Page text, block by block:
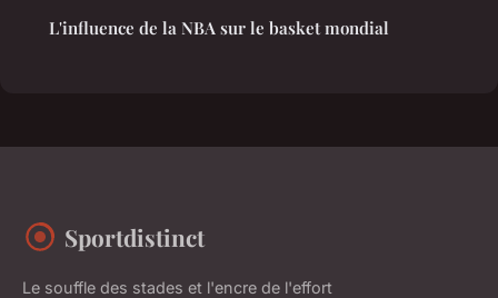
L'influence de la NBA sur le basket mondial
Sportdistinct
Le souffle des stades et l'encre de l'effort